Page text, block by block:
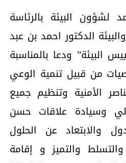
لشؤون البيئة بالرئاسة
الدكتور احمد بن عبد
البيئة” ودعا بالمناسبة
من قبيل تنمية الوعي
الأمنية وتنظيم جميع
وسيادة علاقات حسن
والابتعاد عن الحلول
والتميز و إقامة